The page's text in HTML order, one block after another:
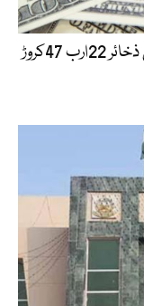
ملکی زرمبادلہ ذخائر میں اضافہ، مجموعی ذخائر 22ارب 47کروڑ